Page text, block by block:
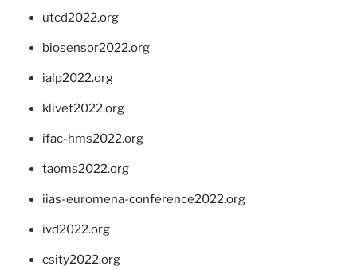
utcd2022.org
biosensor2022.org
ialp2022.org
klivet2022.org
ifac-hms2022.org
taoms2022.org
iias-euromena-conference2022.org
ivd2022.org
csity2022.org